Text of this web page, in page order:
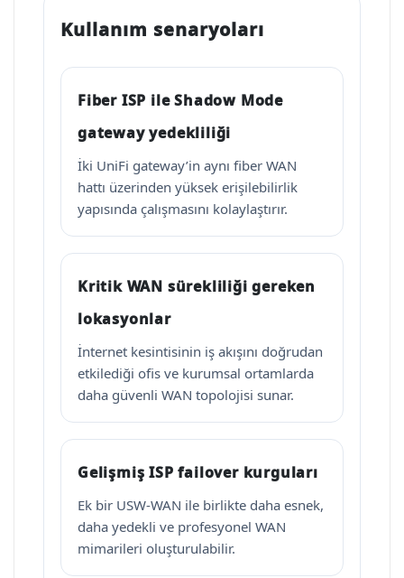
Kullanım senaryoları
Fiber ISP ile Shadow Mode
gateway yedekliliği
İki UniFi gateway’in aynı fiber WAN
hattı üzerinden yüksek erişilebilirlik
yapısında çalışmasını kolaylaştırır.
Kritik WAN sürekliliği gereken
lokasyonlar
İnternet kesintisinin iş akışını doğrudan
etkilediği ofis ve kurumsal ortamlarda
daha güvenli WAN topolojisi sunar.
Gelişmiş ISP failover kurguları
Ek bir USW-WAN ile birlikte daha esnek,
daha yedekli ve profesyonel WAN
mimarileri oluşturulabilir.